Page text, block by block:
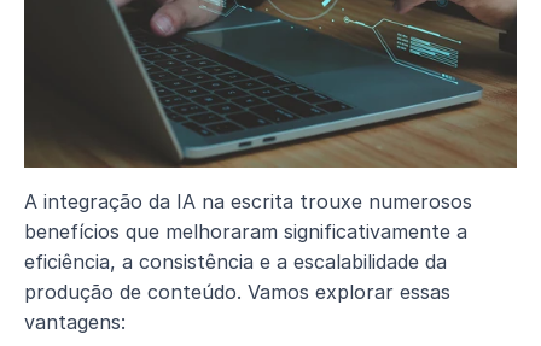
A integração da IA na escrita trouxe numerosos
benefícios que melhoraram significativamente a
eficiência, a consistência e a escalabilidade da
produção de conteúdo. Vamos explorar essas
vantagens: